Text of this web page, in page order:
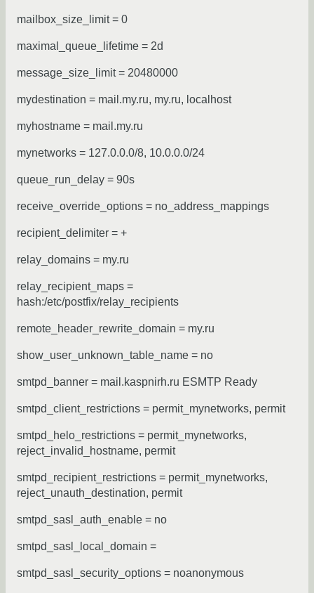
mailbox_size_limit = 0
maximal_queue_lifetime = 2d
message_size_limit = 20480000
mydestination = mail.my.ru, my.ru, localhost
myhostname = mail.my.ru
mynetworks = 127.0.0.0/8, 10.0.0.0/24
queue_run_delay = 90s
receive_override_options = no_address_mappings
recipient_delimiter = +
relay_domains = my.ru
relay_recipient_maps =
hash:/etc/postfix/relay_recipients
remote_header_rewrite_domain = my.ru
show_user_unknown_table_name = no
smtpd_banner = mail.kaspnirh.ru ESMTP Ready
smtpd_client_restrictions = permit_mynetworks, permit
smtpd_helo_restrictions = permit_mynetworks,
reject_invalid_hostname, permit
smtpd_recipient_restrictions = permit_mynetworks,
reject_unauth_destination, permit
smtpd_sasl_auth_enable = no
smtpd_sasl_local_domain =
smtpd_sasl_security_options = noanonymous